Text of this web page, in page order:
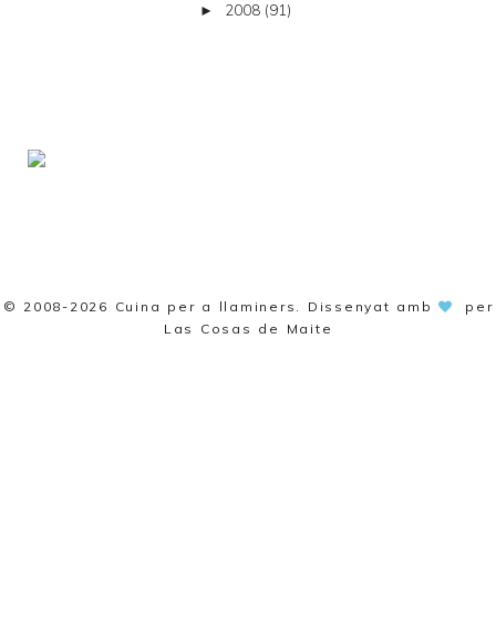
► 2008 (91)
© 2008-2026 Cuina per a llaminers . Dissenyat amb
per
Las Cosas de Maite